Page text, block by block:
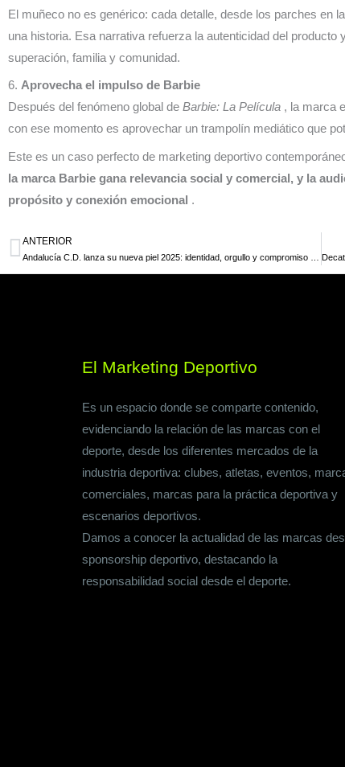
El muñeco no es genérico: cada detalle, desde los parches en
una historia. Esa narrativa refuerza la autenticidad del
superación, familia y comunidad.
6. Aprovecha el impulso de Barbie
Después del fenómeno global de Barbie: La Película , la marca
con ese momento es aprovechar un trampolín mediático que
Este es un caso perfecto de marketing deportivo
la marca Barbie gana relevancia social y comercial, y la
propósito y conexión emocional .
Ant
ANTERIOR
El Marketing Deportivo
Es un espacio donde se comparte contenido,
evidenciando la relación de las marcas con el
deporte, desde los diferentes mercados de la
industria deportiva: clubes, atletas, eventos,
comerciales, marcas para la práctica deportiva y
escenarios deportivos.
Damos a conocer la actualidad de las marcas
sponsorship deportivo, destacando la
responsabilidad social desde el deporte.